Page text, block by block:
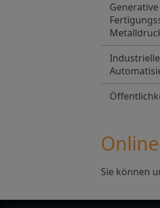
Generative
Industrielle
Sie können